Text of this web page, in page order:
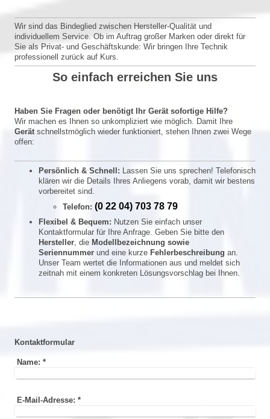
Wir sind das Bindeglied zwischen Hersteller-Qualität und
individuellem Service. Ob im Auftrag großer Marken oder direkt für
Sie als Privat- und Geschäftskunde: Wir bringen Ihre Technik
professionell zurück auf Kurs.
So einfach erreichen Sie uns
Haben Sie Fragen oder benötigt Ihr Gerät sofortige Hilfe?
Wir machen es Ihnen so unkompliziert wie möglich. Damit Ihre
Gerätschnellstmöglich wieder funktioniert, stehen Ihnen zwei Wege
offen:
Persönlich & Schnell: Lassen Sie uns sprechen! Telefonisch
klären wir die Details Ihres Anliegens vorab, damit wir bestens
vorbereitet sind.
Telefon: (0 22 04) 703 78 79
Flexibel & Bequem: Nutzen Sie einfach unser
Kontaktformular für Ihre Anfrage. Geben Sie bitte den
Hersteller , die Modellbezeichnung sowie
Seriennummer und eine kurze Fehlerbeschreibung an.
Unser Team wertet die Informationen aus und meldet sich
zeitnah mit einem konkreten Lösungsvorschlag bei Ihnen.
Kontaktformular
Name: *
E-Mail-Adresse: *